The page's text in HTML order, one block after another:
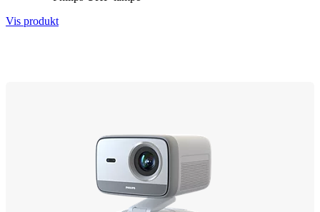
Vis produkt